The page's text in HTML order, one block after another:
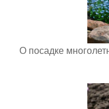
О посадке